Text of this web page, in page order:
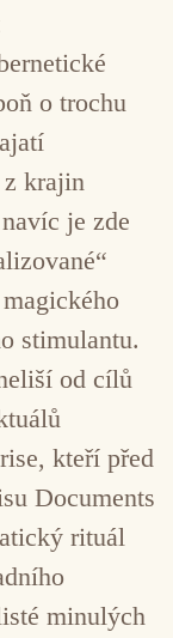
o trochu
krajin
je zde
stimulantu.
od cílů
kteří před
Documents
rituál
minulých